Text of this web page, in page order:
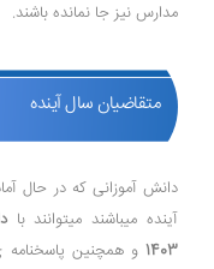
مدارس نیز جا نمانده باشند.
متقاضیان سال آینده
دانش آموزانی که در حال
آینده میباشند میتوانند با
1403 و همچنین